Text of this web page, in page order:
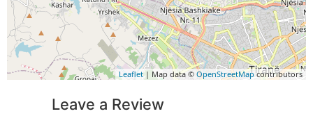
Leaflet | Map data © OpenStreetMap contributors
Leave a Review